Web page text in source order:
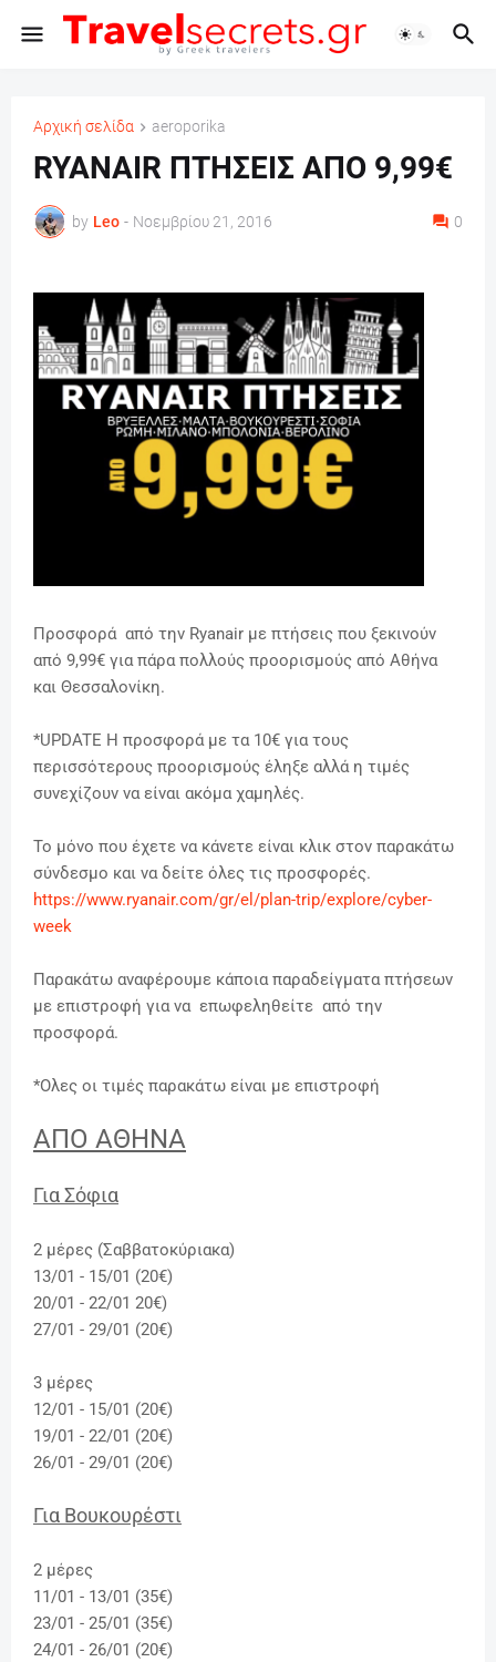
Αρχική σελίδα aeroporika
RYANAIR ΠΤΗΣΕΙΣ ΑΠΟ 9,99€
by Leo - Νοεμβρίου 21, 2016 0
Προσφορά από την Ryanair με πτήσεις που ξεκινούν
από 9,99€ για πάρα πολλούς προορισμούς από Αθήνα
και Θεσσαλονίκη.
*UPDATE Η προσφορά με τα 10€ για τους
περισσότερους προορισμούς έληξε αλλά η τιμές
συνεχίζουν να είναι ακόμα χαμηλές.
Το μόνο που έχετε να κάνετε είναι κλικ στον παρακάτω
σύνδεσμο και να δείτε όλες τις προσφορές.
https://www.ryanair.com/gr/el/plan-trip/explore/cyber-
week
Παρακάτω αναφέρουμε κάποια παραδείγματα πτήσεων
με επιστροφή για να επωφεληθείτε από την
προσφορά.
*Ολες οι τιμές παρακάτω είναι με επιστροφή
ΑΠΟ ΑΘΗΝΑ
Για Σόφια
2 μέρες (Σαββατοκύριακα)
13/01 - 15/01 (20€)
20/01 - 22/01 20€)
27/01 - 29/01 (20€)
3 μέρες
12/01 - 15/01 (20€)
19/01 - 22/01 (20€)
26/01 - 29/01 (20€)
Για Βουκουρέστι
2 μέρες
11/01 - 13/01 (35€)
23/01 - 25/01 (35€)
24/01 - 26/01 (20€)